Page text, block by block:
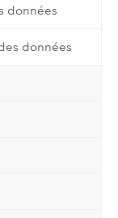
données
données